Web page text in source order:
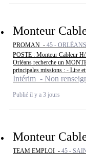
Monteur
PROMAN - 45 - ORLÉANS
POSTE : Monteur Cableur
Orléans recherche un
principales missions : - Lire
Intérim - Non
Publié il y a 3 jours
Monteur
TEAM EMPLOI - 45 -